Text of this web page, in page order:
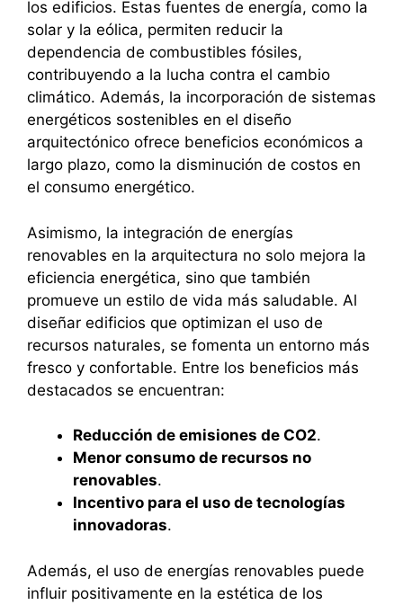
los edificios. Estas fuentes de energía, como la
solar y la eólica, permiten reducir la
dependencia de combustibles fósiles,
contribuyendo a la lucha contra el cambio
climático. Además, la incorporación de sistemas
energéticos sostenibles en el diseño
arquitectónico ofrece beneficios económicos a
largo plazo, como la disminución de costos en
el consumo energético.
Asimismo, la integración de energías
renovables en la arquitectura no solo mejora la
eficiencia energética, sino que también
promueve un estilo de vida más saludable. Al
diseñar edificios que optimizan el uso de
recursos naturales, se fomenta un entorno más
fresco y confortable. Entre los beneficios más
destacados se encuentran:
Reducción de emisiones de CO2.
Menor consumo de recursos no
renovables.
Incentivo para el uso de tecnologías
innovadoras.
Además, el uso de energías renovables puede
influir positivamente en la estética de los